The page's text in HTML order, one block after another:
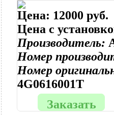
Цена: 12000 руб.
Цена с
Производитель:
Номер
Номер
4G0616001T
Заказать